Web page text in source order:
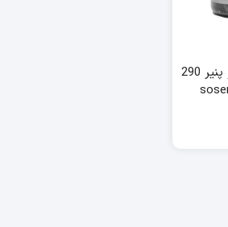
فلفل هالوپینو با مغز پنیر 290